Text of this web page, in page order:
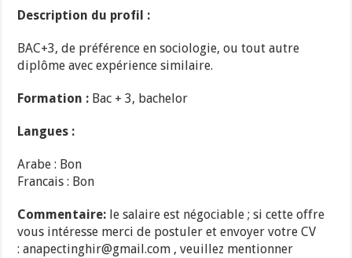
Description du profil :
BAC+3, de préférence en sociologie, ou tout autre
diplôme avec expérience similaire.
Formation : Bac + 3, bachelor
Langues :
Arabe : Bon
Francais : Bon
Commentaire: le salaire est négociable ; si cette offre
vous intéresse merci de postuler et envoyer votre CV
: anapectinghir@gmail.com , veuillez mentionner